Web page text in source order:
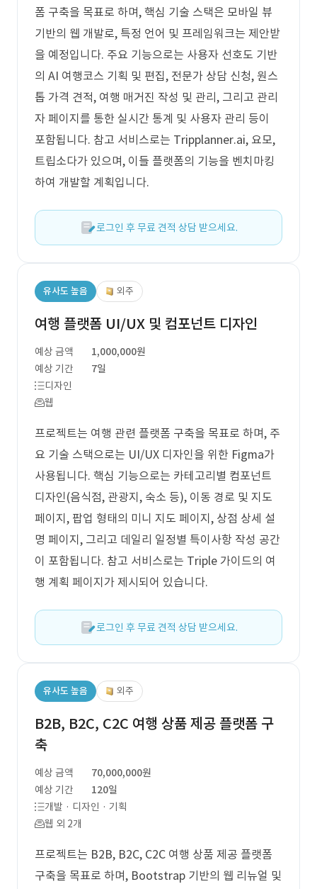
폼 구축을 목표로 하며, 핵심 기술 스택은 모바일 뷰
기반의 웹 개발로, 특정 언어 및 프레임워크는 제안받
을 예정입니다. 주요 기능으로는 사용자 선호도 기반
의 AI 여행코스 기획 및 편집, 전문가 상담 신청, 원스
톱 가격 견적, 여행 매거진 작성 및 관리, 그리고 관리
자 페이지를 통한 실시간 통계 및 사용자 관리 등이
포함됩니다. 참고 서비스로는 Tripplanner.ai, 요모,
트립소다가 있으며, 이들 플랫폼의 기능을 벤치마킹
하여 개발할 계획입니다.
로그인 후 무료 견적 상담 받으세요.
유사도 높음 외주
여행 플랫폼 UI/UX 및 컴포넌트 디자인
예상 금액
1,000,000원
예상 기간
7일
디자인
웹
프로젝트는 여행 관련 플랫폼 구축을 목표로 하며, 주
요 기술 스택으로는 UI/UX 디자인을 위한 Figma가
사용됩니다. 핵심 기능으로는 카테고리별 컴포넌트
디자인(음식점, 관광지, 숙소 등), 이동 경로 및 지도
페이지, 팝업 형태의 미니 지도 페이지, 상점 상세 설
명 페이지, 그리고 데일리 일정별 특이사항 작성 공간
이 포함됩니다. 참고 서비스로는 Triple 가이드의 여
행 계획 페이지가 제시되어 있습니다.
로그인 후 무료 견적 상담 받으세요.
유사도 높음 외주
B2B, B2C, C2C 여행 상품 제공 플랫폼 구
축
예상 금액
70,000,000원
예상 기간
120일
개발 · 디자인 · 기획
웹 외 2개
프로젝트는 B2B, B2C, C2C 여행 상품 제공 플랫폼
구축을 목표로 하며, Bootstrap 기반의 웹 리뉴얼 및